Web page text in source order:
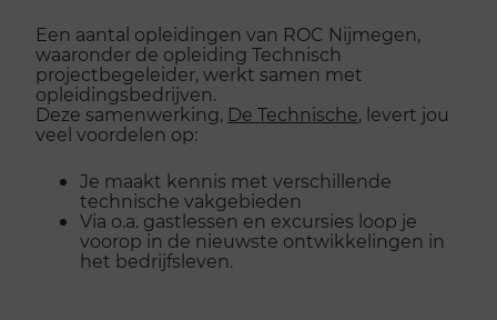
Een aantal opleidingen van ROC Nijmegen,
waaronder de opleiding Technisch
projectbegeleider, werkt samen met
opleidingsbedrijven.
Deze samenwerking, De Technische, levert jou
veel voordelen op:
Je maakt kennis met verschillende
technische vakgebieden
Via o.a. gastlessen en excursies loop je
voorop in de nieuwste ontwikkelingen in
het bedrijfsleven.